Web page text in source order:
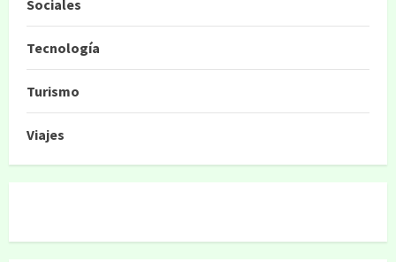
Sociales
Tecnología
Turismo
Viajes